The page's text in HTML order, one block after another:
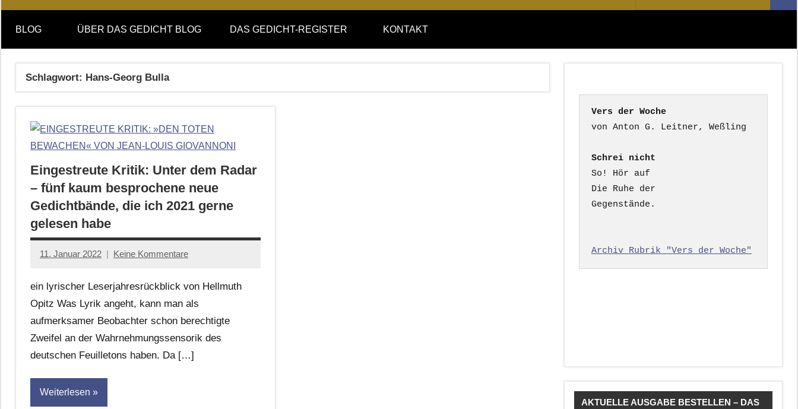
DAS
GEDICHT
blog
DAS
GEDICHT.
Zeitschrift
nach:
BLOG ÜBER DAS GEDICHT BLOG DAS GEDICHT-REGISTER KONTAKT
Schlagwort: Hans-Georg Bulla
Eingestreute Kritik: Unter dem Radar
– fünf kaum besprochene neue
Gedichtbände, die ich 2021 gerne
gelesen habe
11. Januar 2022
Jan-
Hornauer
für
dasgedichtblog
Keine Kommentare
ein lyrischer Leserjahresrückblick von Hellmuth
Opitz Was Lyrik angeht, kann man als
aufmerksamer Beobachter schon berechtigte
Zweifel an der Wahrnehmungssensorik des
deutschen Feuilletons haben. Da […]
Weiterlesen
Vers der Woche
Schrei nicht
So! Hör auf
Die Ruhe der
Gegenstände.
Archiv Rubrik "Vers der Woche"
AKTUELLE AUSGABE BESTELLEN – DAS